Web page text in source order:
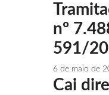
nº
591/
6 de maio de
Cai